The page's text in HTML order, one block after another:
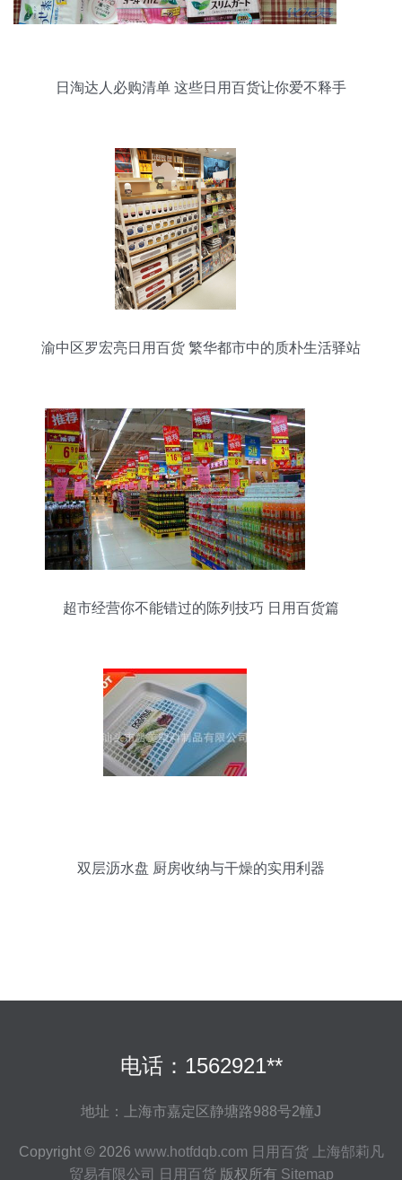
日淘达人必购清单 这些日用百货让你爱不释手
渝中区罗宏亮日用百货 繁华都市中的质朴生活驿站
超市经营你不能错过的陈列技巧 日用百货篇
双层沥水盘 厨房收纳与干燥的实用利器
电话：1562921**
地址：上海市嘉定区静塘路988号2幢J
Copyright © 2026 www.hotfdqb.com 日用百货
上海郜莉凡
贸易有限公司
日用百货版权所有 Sitemap